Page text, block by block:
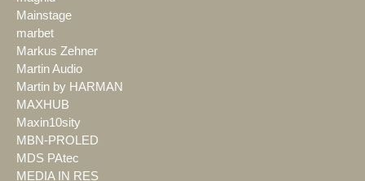
Mainstage
marbet
Markus Zehner
Martin Audio
Martin by HARMAN
MAXHUB
Maxin10sity
MBN-PROLED
MDS PAtec
MEDIA IN RES